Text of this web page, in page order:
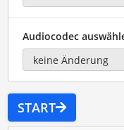
Audiocodec
START